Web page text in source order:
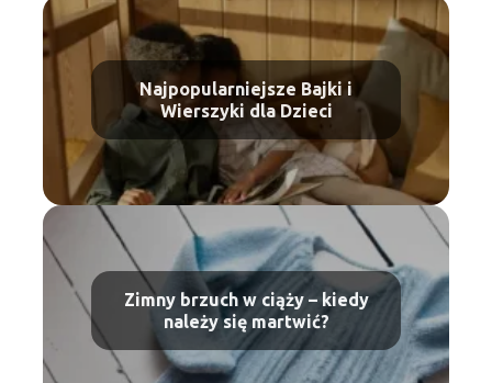
Najpopularniejsze Bajki i
Wierszyki dla Dzieci
Zimny brzuch w ciąży – kiedy
należy się martwić?